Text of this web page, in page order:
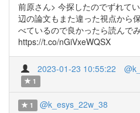
前原さん> 今探したのでずれて
辺の論文もまた違った視点から
べているので良かったら読んで
https://t.co/nGiVxeWQSX
2023-01-23 10:55:22
1
1 @k_esys_22w_38